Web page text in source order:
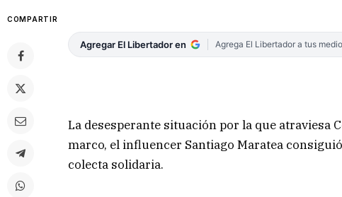
COMPARTIR
Agregar El Libertador en Agrega El Libertador a tus
La desesperante situación por la que atraviesa
marco, el influencer Santiago Maratea
colecta solidaria.